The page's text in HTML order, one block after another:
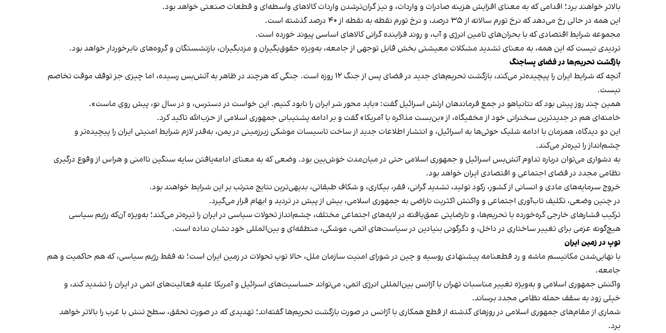
بالاتر خواهند برد؛ اقدامی که به معنای افزایش هزینه صادرات و واردات، و نیز گران‌ترشدن واردات کالاهای واسطه‌ای و قطعات صنعتی خواهد بود.
این همه در حالی رخ می‌دهد که نرخ تورم سالانه از ۳۵ درصد، و نرخ تورم نقطه به نقطه از ۴۰ درصد گذشته است.
مجموعه شرایط اقتصادی که با بحران‌های تامین انرژی و آب، و روند فزاینده گرانی کالاهای اساسی پیوند خورده است.
تردیدی نیست که این همه، به معنای تشدید مشکلات معیشتی بخش قابل توجهی از جامعه، به‌ویژه حقوق‌بگیران و مزدبگیران، بازنشستگان و گروه‌های نابرخوردار خواهد بود.
بازگشت تحریم‌ها در فضای پساجنگ
آنچه که شرایط ایران را پیچیده‌تر می‌کند، بازگشت تحریم‌های جدید در فضای پس از جنگ ۱۲ روزه است. جنگی که هرچند در ظاهر به آتش‌بس رسیده، اما چیزی جز توقف موقت تخاصم
نیست.
همین چند روز پیش بود که نتانیاهو در جمع فرماندهان ارتش اسرائیل گفت: «باید محور شر ایران را نابود کنیم. این خواست در دسترس، و در سال نو، پیش روی ماست».
خامنه‌ای هم در جدیدترین سخنرانی خود از مخفیگاه، از «بن‌بست مذاکره با آمریکا» گفت و بر ادامه پشتیبانی جمهوری اسلامی از حزب‌الله تاکید کرد.
این دو دیدگاه، همزمان با ادامه شلیک حوثی‌ها به اسرائیل، و انتشار اطلاعات جدید از ساخت تاسیسات موشکی زیرزمینی در یمن، به‌قدر لازم شرایط امنیتی ایران را پیچیده‌تر و
چشم‌انداز را تیره‌تر می‌کند.
به دشواری می‌توان درباره تداوم آتش‌بس اسرائیل و جمهوری اسلامی حتی در میان‌مدت خوش‌بین بود. وضعی که به معنای ادامه‌یافتن سایه سنگین ناامنی و هراس از وقوع درگیری
نظامی مجدد در فضای اجتماعی و اقتصادی ایران خواهد بود.
خروج سرمایه‌های مادی و انسانی از کشور، رکود تولید، تشدید گرانی، فقر، بیکاری، و شکاف طبقاتی، بدیهی‌ترین نتایج مترتب بر این شرایط خواهند بود.
در چنین وضعی، تکلیف تاب‌آوری اجتماعی و واکنش اکثریت ناراضی به جمهوری اسلامی، بیش‌ از پیش در تردید و ابهام قرار می‌گیرد.
ترکیب فشارهای خارجی گره‌خورده با تحریم‌ها، و نارضایتی عمق‌یافته در لایه‌های اجتماعی مختلف، چشم‌انداز تحولات سیاسی در ایران را تیره‌تر می‌کند؛ به‌ویژه آن‌که رژیم سیاسی
هیچ‌گونه عزمی برای تغییر ساختاری در داخل، و دگرگونی بنیادین در سیاست‌های اتمی، موشکی، منطقه‌ای و بین‌المللی خود نشان نداده است.
توپ در زمین ایران
با نهایی‌شدن مکانیسم ماشه و رد قطعنامه پیشنهادی روسیه و چین در شورای امنیت سازمان ملل، حالا توپ تحولات در زمین ایران است؛ نه فقط رژیم سیاسی، که هم حاکمیت و هم
جامعه.
واکنش جمهوری اسلامی و به‌ویژه تغییر مناسبات تهران با آژانس بین‌المللی انرژی اتمی، می‌تواند حساسیت‌های اسرائیل و آمریکا علیه فعالیت‌های اتمی در ایران را تشدید کند، و
خیلی زود به سقف حمله نظامی مجدد برساند.
شماری از مقام‌های جمهوری اسلامی در روزهای گذشته از قطع همکاری با آژانس در صورت بازگشت تحریم‌ها گفته‌اند؛ تهدیدی که در صورت تحقق، سطح تنش با غرب را بالاتر خواهد
برد.